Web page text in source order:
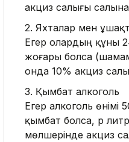
акциз салығы
2. Яхталар мен
Егер олардың құны
жоғары болса
онда 10% акциз
3. Қымбат алкоголь
Егер алкоголь өнімі
қымбат болса, әр
мөлшерінде акциз